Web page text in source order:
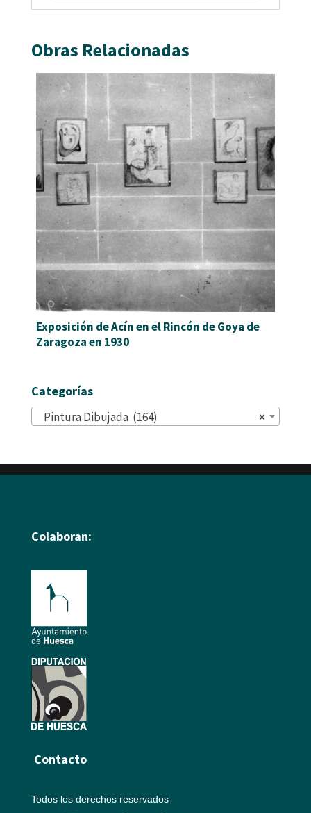
Obras Relacionadas
Exposición de Acín en el Rincón de Goya de
Zaragoza en 1930
Categorías
×
Pintura Dibujada (164)
Colaboran:
Contacto
Todos los derechos reservados